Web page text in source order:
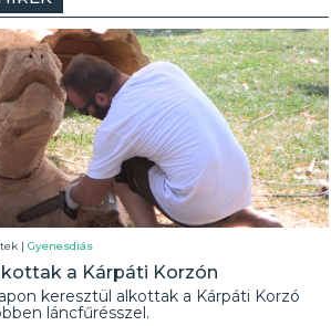
|Gyenesdiás
a Kárpáti Korzón
keresztül alkottak a Kárpáti Korzó
láncfűrésszel.